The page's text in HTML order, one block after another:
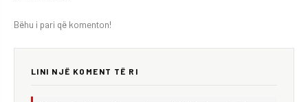
Bëhu i pari që komenton!
LINI NJË KOMENT TË RI